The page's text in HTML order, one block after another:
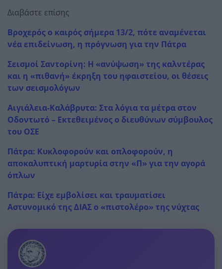
Διαβάστε επίσης
Βροχερός ο καιρός σήμερα 13/2, πότε αναμένεται
νέα επιδείνωση, η πρόγνωση για την Πάτρα
Σεισμοί Σαντορίνη: Η «ανύψωση» της καλντέρας
και η «πιθανή» έκρηξη του ηφαιστείου, οι θέσεις
των σεισμολόγων
Αιγιάλεια-Καλάβρυτα: Στα λόγια τα μέτρα στον
Οδοντωτό – Εκτεθειμένος ο διευθύνων σύμβουλος
του ΟΣΕ
Πάτρα: Κυκλοφορούν και οπλοφορούν, η
αποκαλυπτική μαρτυρία στην «Π» για την αγορά
όπλων
Πάτρα: Είχε εμβολίσει και τραυματίσει
Αστυνομικό της ΔΙΑΣ ο «πιστολέρο» της νύχτας